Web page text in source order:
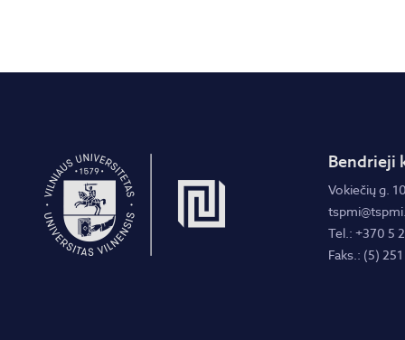
Bendrieji
Vokiečių g.
Tel.: +370 5
Faks.: (5)